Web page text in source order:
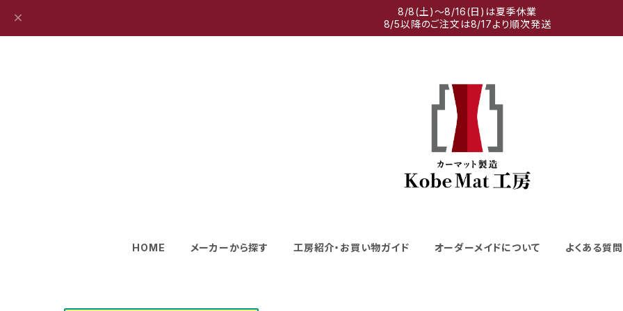
8/8(土)～8/16(日)は夏季休業
8/5以降のご注文は8/17より順次発送
HOME メーカーから探す 工房紹介・お買い物ガイド オーダーメイドについて よくある質問